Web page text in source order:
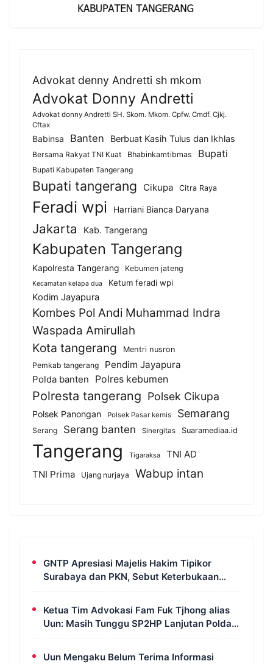
Advokat denny Andretti sh mkom
Advokat Donny Andretti
Advokat donny Andretti SH. Skom. Mkom. Cpfw. Cmdf. Cjkj.
Cftax
Babinsa Banten Berbuat Kasih Tulus dan Ikhlas
Bersama Rakyat TNI Kuat Bhabinkamtibmas Bupati
Bupati Kabupaten Tangerang
Bupati tangerang Cikupa Citra Raya
Feradi wpi Harriani Bianca Daryana
Jakarta Kab. Tangerang
Kabupaten Tangerang
Kapolresta Tangerang Kebumen jateng
Kecamatan kelapa dua Ketum feradi wpi
Kodim Jayapura
Kombes Pol Andi Muhammad Indra
Waspada Amirullah
Kota tangerang
Mentri nusron
Pemkab tangerang
Pendim Jayapura
Polda banten
Polres kebumen
Polresta tangerang Polsek Cikupa
Polsek Panongan Polsek Pasar kemis Semarang
Serang Serang banten Sinergitas Suaramediaa.id
Tangerang Tigaraksa
TNI AD
TNI Prima
Ujang nurjaya Wabup intan
GNTP Apresiasi Majelis Hakim Tipikor
Surabaya dan PKN, Sebut Keterbukaan
Informasi Jadi Instrumen Pengawasan
Ketua Tim Advokasi Fam Fuk Tjhong alias
Uun: Masih Tunggu SP2HP Lanjutan Polda
Banten
Uun Mengaku Belum Terima Informasi